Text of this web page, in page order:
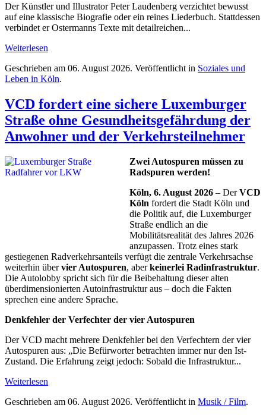
Der Künstler und Illustrator Peter Laudenberg verzichtet bewusst
auf eine klassische Biografie oder ein reines Liederbuch. Stattdessen
verbindet er Ostermanns Texte mit detailreichen...
Weiterlesen
Geschrieben am 06. August 2026. Veröffentlicht in Soziales und
Leben in Köln.
VCD fordert eine sichere Luxemburger
Straße ohne Gesundheitsgefährdung der
Anwohner und der Verkehrsteilnehmer
Zwei Autospuren müssen zu
Radspuren werden!
Köln, 6. August 2026 – DerVCD
Köln fordert die Stadt Köln und
die Politik auf, die Luxemburger
Straße endlich an die
Mobilitätsrealität des Jahres 2026
anzupassen. Trotz eines stark
gestiegenen Radverkehrsanteils verfügt die zentrale Verkehrsachse
weiterhin übervier Autospuren, aberkeinerlei Radinfrastruktur.
Die Autolobby spricht sich für die Beibehaltung dieser alten
überdimensionierten Autoinfrastruktur aus – doch die Fakten
sprechen eine andere Sprache.
Denkfehler der Verfechter der vier Autospuren
Der VCD macht mehrere Denkfehler bei den Verfechtern der vier
Autospuren aus: „Die Befürworter betrachten immer nur den Ist-
Zustand. Die Erfahrung zeigt jedoch: Sobald die Infrastruktur...
Weiterlesen
Geschrieben am 06. August 2026. Veröffentlicht in Musik / Film.